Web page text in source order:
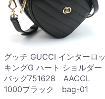
グッチ GUCCI インターロッ
キングG ハート ショルダー
バッグ751628 AACCL
1000ブラック bag-01